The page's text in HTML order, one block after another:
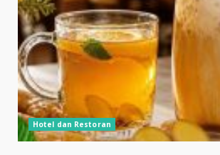
Hotel dan Restoran